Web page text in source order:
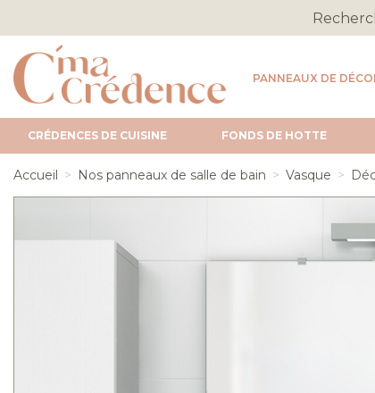
PANNEAUX DE
CRÉDENCES DE CUISINE FONDS DE HOTTE
Accueil Nos panneaux de salle de bain Vasque